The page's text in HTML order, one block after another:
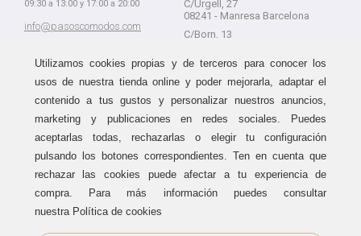
09:30 a 13:00 y 17:00 a 20:00
info@pasoscomodos.com
C/Urgell, 27
08241 - Manresa Barcelona
C/Born, 13
Guía de compra
Métodos de envío
Área de clientes
Devolución sin problemas
Haz tus compras sin miedo a
equivocarte:
aceptamos devolucionesdurante
15 días.
Utilizamos cookies propias y de terceros para conocer los
usos de nuestra tienda online y poder mejorarla, adaptar el
contenido a tus gustos y personalizar nuestros anuncios,
marketing y publicaciones en redes sociales. Puedes
aceptarlas todas, rechazarlas o elegir tu configuración
pulsando los botones correspondientes. Ten en cuenta que
rechazar las cookies puede afectar a tu experiencia de
compra. Para más información puedes consultar
nuestra Política de cookies